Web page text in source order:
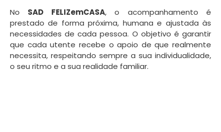
No SAD FELIZemCASA, o acompanhamento é
prestado de forma próxima, humana e ajustada às
necessidades de cada pessoa. O objetivo é garantir
que cada utente recebe o apoio de que realmente
necessita, respeitando sempre a sua individualidade,
o seu ritmo e a sua realidade familiar.